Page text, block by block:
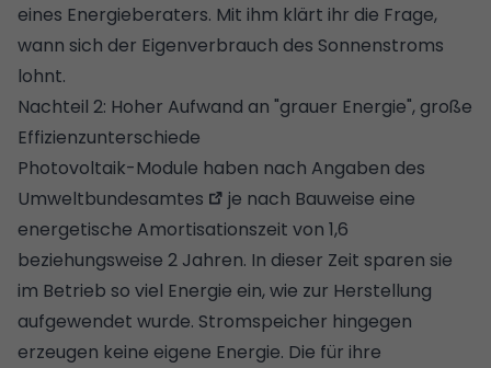
eines Energieberaters. Mit ihm klärt ihr die Frage,
wann sich der Eigenverbrauch des Sonnenstroms
lohnt.
Nachteil 2: Hoher Aufwand an "grauer Energie", große
Effizienzunterschiede
Photovoltaik-Module haben nach Angaben des
Umweltbundesamtes
je nach Bauweise eine
energetische Amortisationszeit von 1,6
beziehungsweise 2 Jahren. In dieser Zeit sparen sie
im Betrieb so viel Energie ein, wie zur Herstellung
aufgewendet wurde. Stromspeicher hingegen
erzeugen keine eigene Energie. Die für ihre